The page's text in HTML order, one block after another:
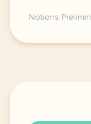
Notions
differentes